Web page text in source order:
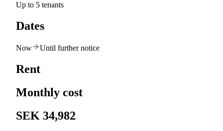
Up to 5 tenants
Dates
Now Until further notice
Rent
Monthly cost
SEK 34,982